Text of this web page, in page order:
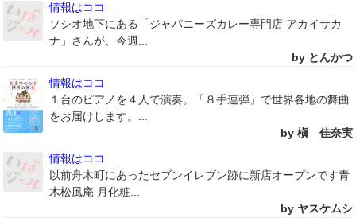
情報はココ
ソシオ地下にある「ジャパニーズカレー専門店 アカイサカ
ナ」さんが、今週...
by とんかつ
情報はココ
１台のピアノを４人で演奏。「８手連弾」で世界各地の舞曲
をお届けします。...
by 槇 佳奈実
情報はココ
以前舟木町にあったセブンイレブン跡に新店オープンです青
木松風庵 月化粧...
by ヤスケムシ